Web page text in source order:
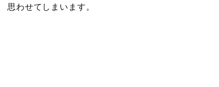
思わせてしまいます。